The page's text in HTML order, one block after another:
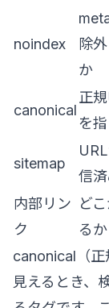
noindex
除
か
canonical
正
を
sitemap
信
内部リン
ク
ど
るか
canonical（正
見えるとき、